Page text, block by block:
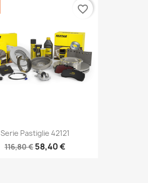
Serie Pastiglie 42121
116,80 € 58,40 €
favorite_border